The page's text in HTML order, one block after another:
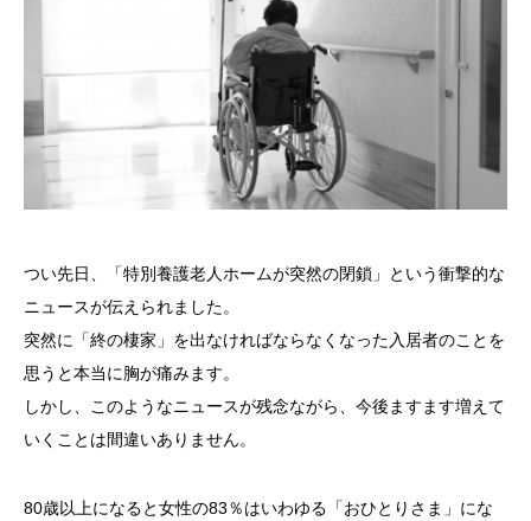
つい先日、「特別養護老人ホームが突然の閉鎖」という衝撃的な
ニュースが伝えられました。
突然に「終の棲家」を出なければならなくなった入居者のことを
思うと本当に胸が痛みます。
しかし、このようなニュースが残念ながら、今後ますます増えて
いくことは間違いありません。
80歳以上になると女性の83％はいわゆる「おひとりさま」にな